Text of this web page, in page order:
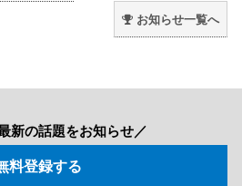
お知らせ一覧へ
新の話題をお知らせ／